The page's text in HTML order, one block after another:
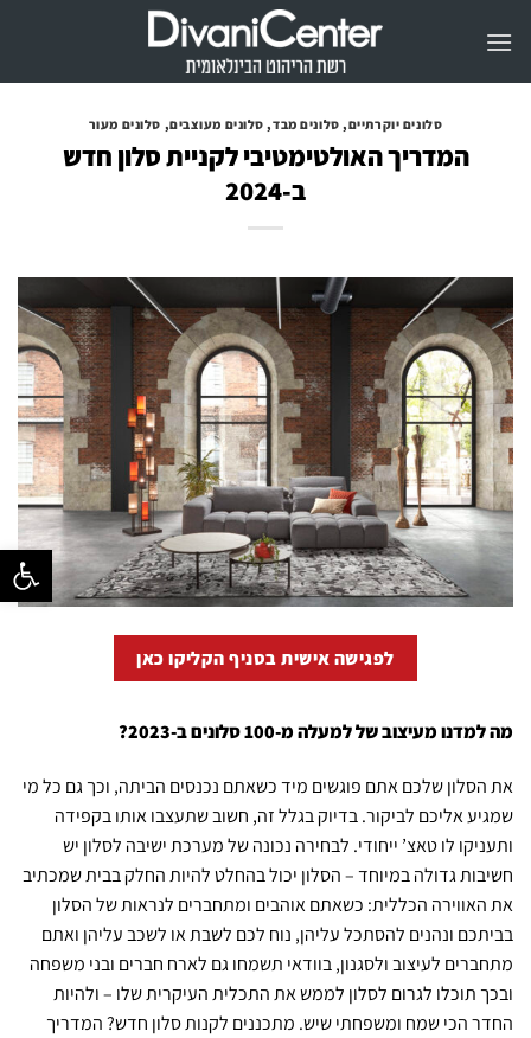
פתח
סלונים יוקרתיים, סלונים מבד, סלונים מעוצבים, סלונים מעור
המדריך האולטימטיבי לקניית סלון חדש
ב-2024
לפגישה אישית בסניף הקליקו כאן
מה למדנו מעיצוב של למעלה מ-100 סלונים ב-2023?
את הסלון שלכם אתם פוגשים מיד כשאתם נכנסים הביתה, וכך גם כל מי
שמגיע אליכם לביקור. בדיוק בגלל זה, חשוב שתעצבו אותו בקפידה
ותעניקו לו טאצ’ ייחודי. לבחירה נכונה של מערכת ישיבה לסלון יש
חשיבות גדולה במיוחד – הסלון יכול בהחלט להיות החלק בבית שמכתיב
את האווירה הכללית: כשאתם אוהבים ומתחברים לנראות של הסלון
בביתכם ונהנים להסתכל עליהן, נוח לכם לשבת או לשכב עליהן ואתם
מתחברים לעיצוב ולסגנון, בוודאי תשמחו גם לארח חברים ובני משפחה
ובכך תוכלו לגרום לסלון לממש את התכלית העיקרית שלו – ולהיות
החדר הכי שמח ומשפחתי שיש. מתכננים לקנות סלון חדש? המדריך